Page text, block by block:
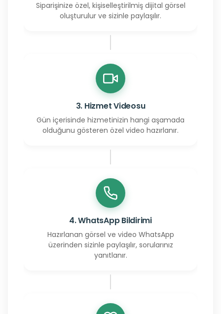
Siparişinize özel, kişiselleştirilmiş dijital görsel
oluşturulur ve sizinle paylaşılır.
3. Hizmet Videosu
Gün içerisinde hizmetinizin hangi aşamada
olduğunu gösteren özel video hazırlanır.
4. WhatsApp Bildirimi
Hazırlanan görsel ve video WhatsApp
üzerinden sizinle paylaşılır, sorularınız
yanıtlanır.